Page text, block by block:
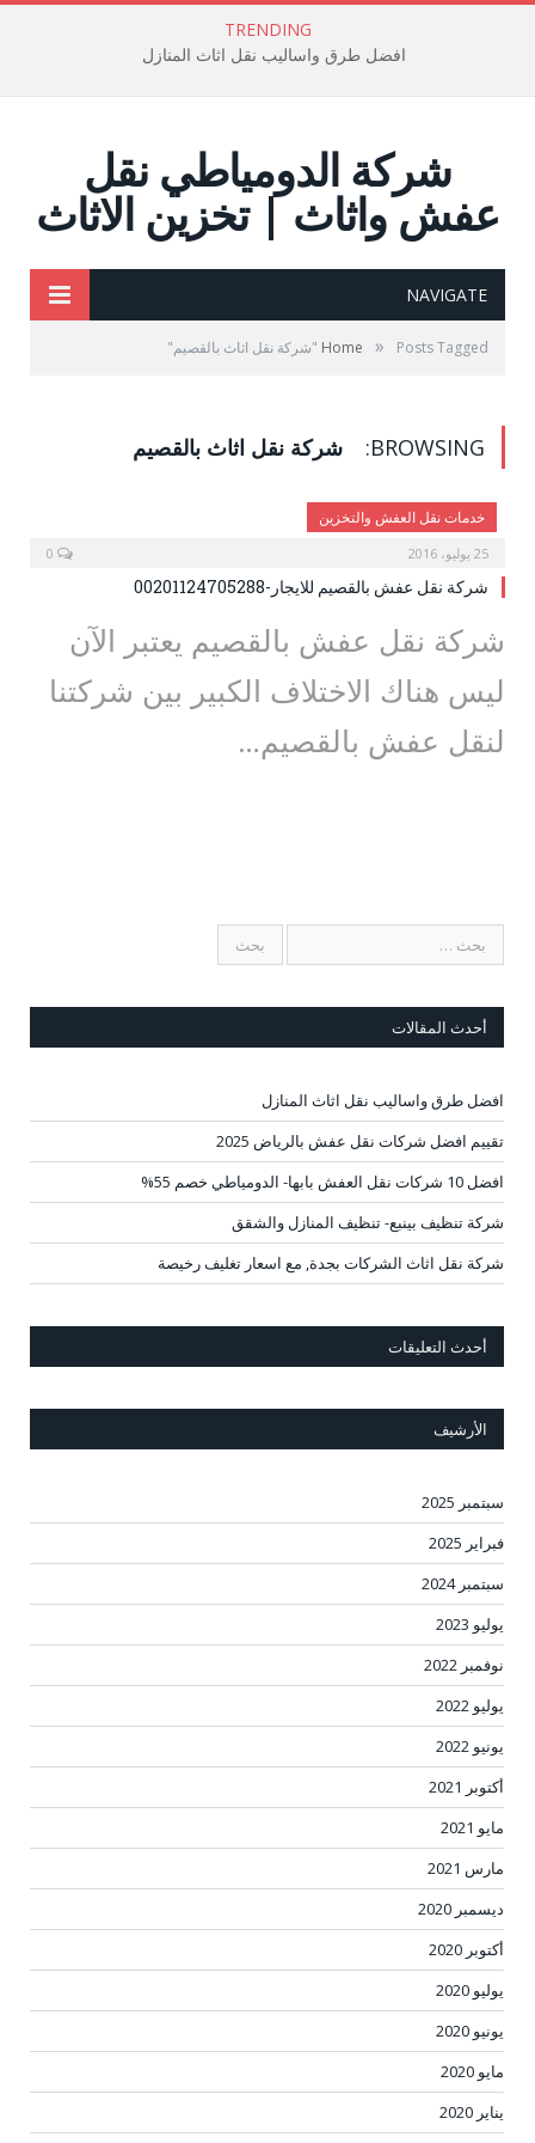
TRENDING
افضل طرق واساليب نقل اثاث المنازل
شركة الدومياطي نقل
عفش واثاث | تخزين الاثاث
NAVIGATE
Home » Posts Tagged "شركة نقل اثاث بالقصيم"
BROWSING: شركة نقل اثاث بالقصيم
خدمات نقل العفش والتخزين
25 يوليو، 2016
شركة نقل عفش بالقصيم للايجار-00201124705288
شركة نقل عفش بالقصيم يعتبر الآن
ليس هناك الاختلاف الكبير بين شركتنا
لنقل عفش بالقصيم…
أحدث المقالات
افضل طرق واساليب نقل اثاث المنازل
تقييم افضل شركات نقل عفش بالرياض 2025
افضل 10 شركات نقل العفش بابها- الدومياطي خصم 55%
شركة تنظيف بينبع- تنظيف المنازل والشقق
شركة نقل اثاث الشركات بجدة, مع اسعار تغليف رخيصة
أحدث التعليقات
الأرشيف
سبتمبر 2025
فبراير 2025
سبتمبر 2024
يوليو 2023
نوفمبر 2022
يوليو 2022
يونيو 2022
أكتوبر 2021
مايو 2021
مارس 2021
ديسمبر 2020
أكتوبر 2020
يوليو 2020
يونيو 2020
مايو 2020
يناير 2020